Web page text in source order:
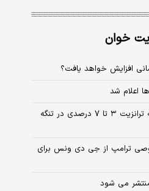
خوان
افزایش خواهد یافت؟
اعلام شد
رویترز: ایران و عمان برای تعیین تعرفه ترانزیت ۳ تا ۷ درصدی در تنگه
ترامپ از جی دی ونس برای
منتشر می شود